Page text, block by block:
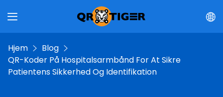
Hjem
Blog
QR-Koder På Hospitalsarmbånd For At Sikre
Patientens Sikkerhed Og Identifikation